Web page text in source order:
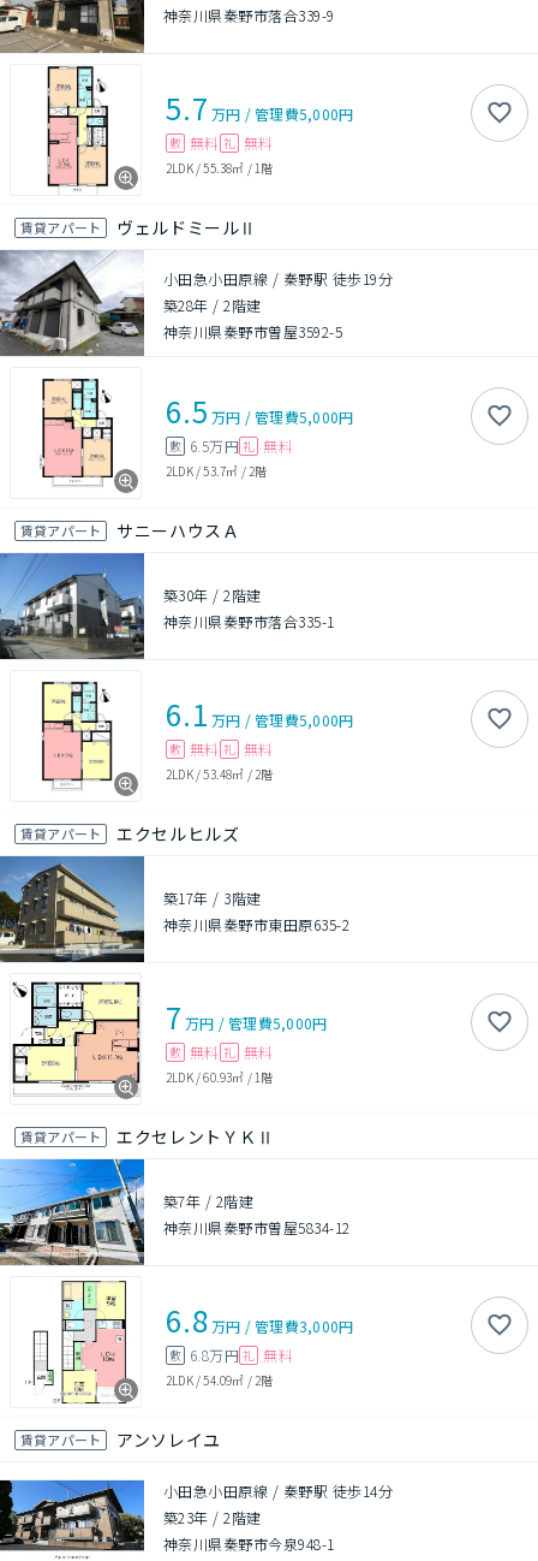
神奈川県秦野市落合339-9
5.7 万円 /管理費5,000円
敷 無料 礼 無料
2LDK/55.38㎡ / 1階
賃貸アパート ヴェルドミールⅡ
小田急小田原線 / 秦野駅 徒歩19分
築28年 /2階建
神奈川県秦野市曽屋3592-5
6.5 万円 /管理費5,000円
敷 6.5万円 礼 無料
2LDK/53.7㎡ / 2階
賃貸アパート サニーハウスＡ
築30年 /2階建
神奈川県秦野市落合335-1
6.1 万円 /管理費5,000円
敷 無料 礼 無料
2LDK/53.48㎡ / 2階
賃貸アパート エクセルヒルズ
築17年 / 3階建
神奈川県秦野市東田原635-2
7 万円 /管理費5,000円
敷 無料 礼 無料
2LDK/60.93㎡ / 1階
賃貸アパート エクセレントＹＫⅡ
築7年 / 2階建
神奈川県秦野市曽屋5834-12
6.8万円 /管理費3,000円
敷 6.8万円 礼 無料
2LDK/54.09㎡ / 2階
賃貸アパート アンソレイユ
小田急小田原線 / 秦野駅 徒歩14分
築23年 /2階建
神奈川県秦野市今泉948-1